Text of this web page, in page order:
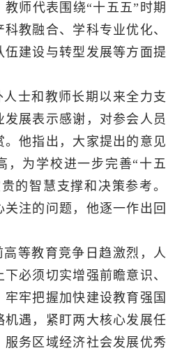
师代表围绕“十五五”时期
教融合、学科专业优化、
建设与转型发展等方面提
士和教师长期以来全力支
展表示感谢，对参会人员
他指出，大家提出的意见
，为学校进一步完善“十五
的智慧支撑和决策参考。
注的问题，他逐一作出回
等教育竞争日趋激烈，人
必须切实增强前瞻意识、
牢把握加快建设教育强国
遇，紧盯两大核心发展任
务区域经济社会发展优秀